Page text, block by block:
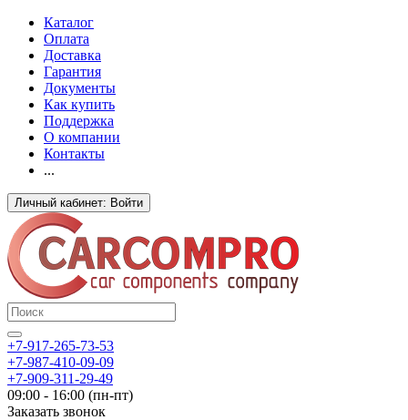
Каталог
Оплата
Доставка
Гарантия
Документы
Как купить
Поддержка
О компании
Контакты
...
Личный кабинет: Войти
+7-917-265-73-53
+7-987-410-09-09
+7-909-311-29-49
09:00 - 16:00 (пн-пт)
Заказать звонок